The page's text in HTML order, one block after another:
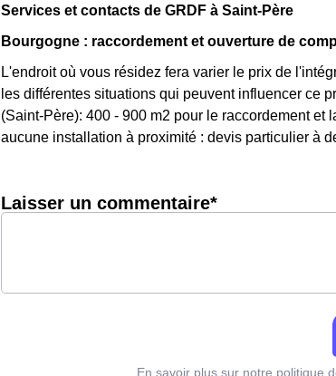
Services et contacts de GRDF à Saint-Père
Bourgogne : raccordement et ouverture de
L'endroit où vous résidez fera varier le prix de
les différentes situations qui peuvent influencer ce
(Saint-Père): 400 - 900 m2 pour le raccordement et
aucune installation à proximité : devis particulier à
Laisser un commentaire*
En savoir plus sur notre politique